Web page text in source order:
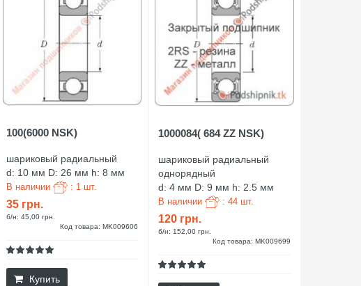
100(6000 NSK)
шариковый радиальный
d: 10 мм D: 26 мм h: 8 мм
В наличии : 1 шт.
35 грн.
б/н: 45,00 грн.
Код товара: MK009606
Купить
1000084( 684 ZZ NSK)
шариковый радиальный
однорядный
d: 4 мм D: 9 мм h: 2.5 мм
В наличии : 44 шт.
120 грн.
б/н: 152,00 грн.
Код товара: MK009699